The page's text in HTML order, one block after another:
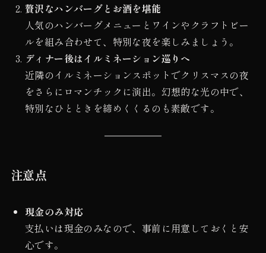
贅沢なハンバーグとお酒を堪能
人気のハンバーグメニューとワインやクラフトビー
ルを組み合わせて、特別な夜を楽しみましょう。
ディナー後はイルミネーション巡りへ
近隣のイルミネーションスポットでクリスマスの夜
をさらにロマンチックに演出。幻想的な光の中で、
特別なひとときを締めくくるのも素敵です。
注意点
現金のみ対応
支払いは現金のみなので、事前に用意しておくと安
心です。